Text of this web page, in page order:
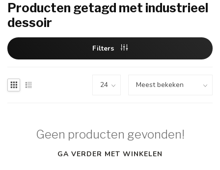
Producten getagd met industrieel
dessoir
Filters
Geen producten gevonden!
GA VERDER MET WINKELEN